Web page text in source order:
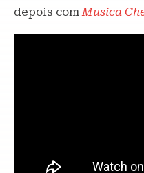
depois comMusica